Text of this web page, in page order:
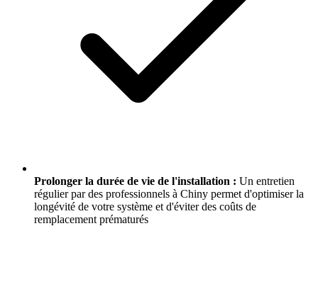
Prolonger la durée de vie de l'installation : Un entretien
régulier par des professionnels à Chiny permet d'optimiser la
longévité de votre système et d'éviter des coûts de
remplacement prématurés